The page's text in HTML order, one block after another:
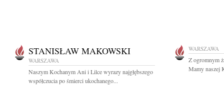
STANISŁAW MAKOWSKI
WARSZAWA
Naszym Kochanym Ani i Lilce wyrazy najgłębszego
współczucia po śmierci ukochanego...
WARSZAWA
Z ogromnym
Mamy naszej